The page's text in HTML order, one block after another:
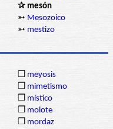
✰ mesón
➳ Mesozoico
➳ mestizo
❒ meyosis
❒ mimetismo
❒ místico
❒ molote
❒ mordaz